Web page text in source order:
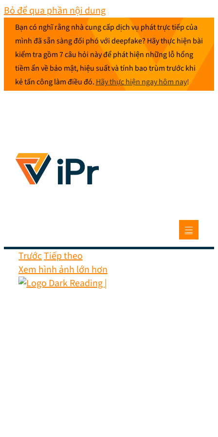
Bỏ để qua phần nội dung
Bạn có nghĩ rằng nhà cung cấp dịch vụ phát trực tiếp của
mình đã sẵn sàng đối phó với deepfake? Hãy thực hiện bài
kiểm tra gồm 7 câu hỏi này để phát hiện những lỗ hổng
tiềm ẩn về bảo mật, hiệu suất và tính bao trùm trước khi
kẻ tấn công làm điều đó. Hãy thực hiện ngay hôm nay!
TrướcTiếp theo
Xem hình ảnh lớn hơn